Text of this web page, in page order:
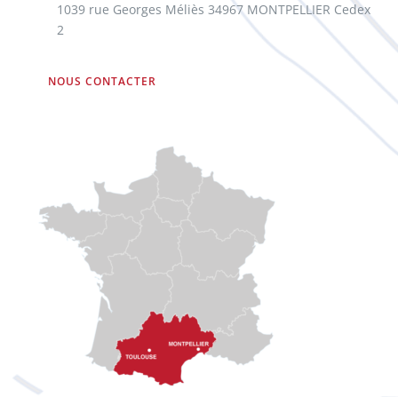
1039 rue Georges Méliès 34967 MONTPELLIER Cedex
2
NOUS CONTACTER